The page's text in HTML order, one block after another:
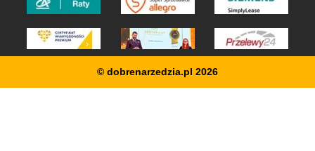
© dobrenarzedzia.pl 2026